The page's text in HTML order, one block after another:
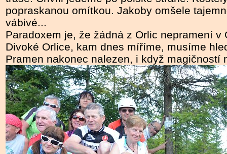
popraskanou omítkou. Jakoby omšele
vábivé...
Paradoxem je, že žádná z Orlic nepramení v
Divoké Orlice, kam dnes míříme, musíme
Pramen nakonec nalezen, i když magičností